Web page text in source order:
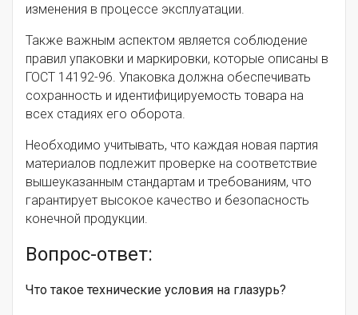
изменения в процессе эксплуатации.
Также важным аспектом является соблюдение
правил упаковки и маркировки, которые описаны в
ГОСТ 14192-96. Упаковка должна обеспечивать
сохранность и идентифицируемость товара на
всех стадиях его оборота.
Необходимо учитывать, что каждая новая партия
материалов подлежит проверке на соответствие
вышеуказанным стандартам и требованиям, что
гарантирует высокое качество и безопасность
конечной продукции.
Вопрос-ответ:
Что такое технические условия на глазурь?